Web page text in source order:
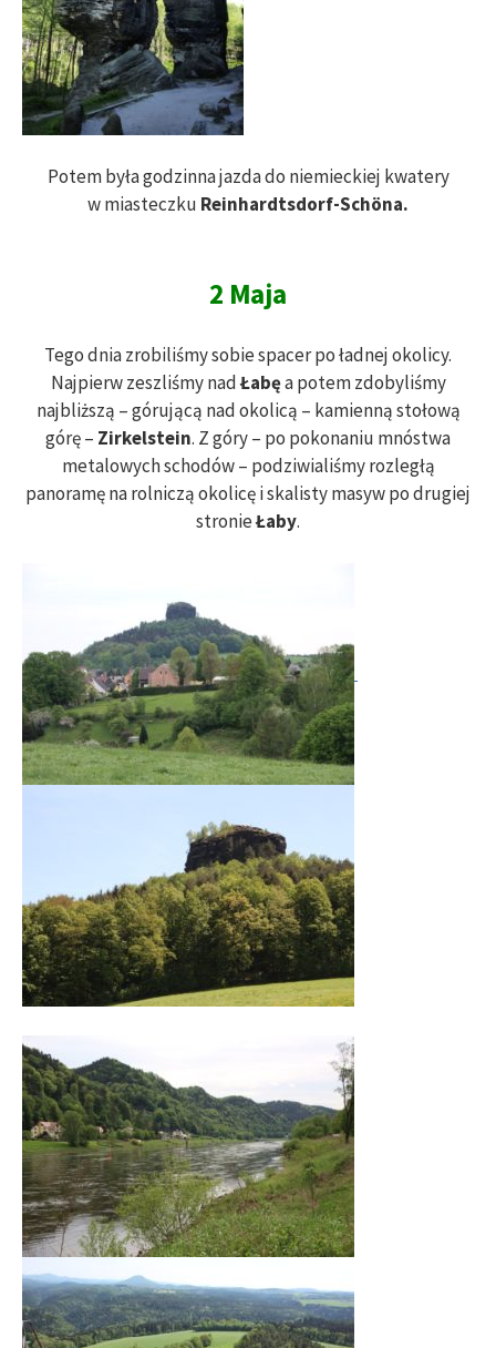
Potem była godzinna jazda do niemieckiej kwatery
w miasteczku Reinhardtsdorf-Schöna.
2 Maja
Tego dnia zrobiliśmy sobie spacer po ładnej okolicy.
Najpierw zeszliśmy nadŁabęa potem zdobyliśmy
najbliższą – górującą nad okolicą – kamienną stołową
górę – Zirkelstein. Z góry – po pokonaniu mnóstwa
metalowych schodów – podziwialiśmy rozległą
panoramę na rolniczą okolicę i skalisty masyw po drugiej
stronieŁaby.